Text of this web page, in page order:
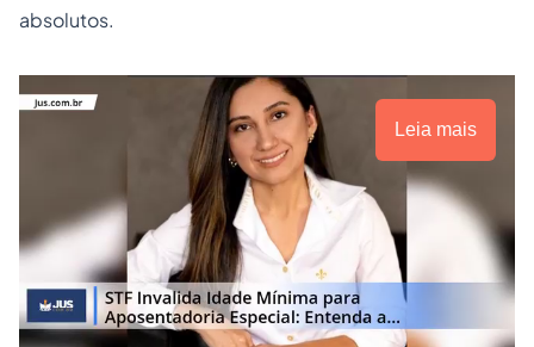
absolutos.
Leia mais